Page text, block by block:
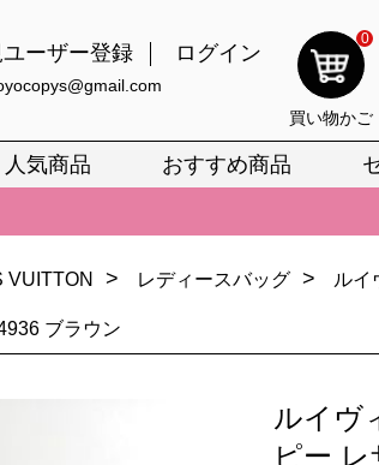
ーザー登録 ログイン
0
買い物かご
人気商品 おすすめ商品
バッグ最新モデルが登場。上質な仕上がりを
取扱い。最高品質の再現度を安心してお選びい
ー バッグ最新モデルが登場。上質な仕上がりを
VUITTON > レディースバッグ > ルイ
ブラウン
ルイヴ
ピー